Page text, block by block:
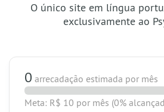
O único site em língua
exclusivamente ao
0 arrecadação estimada por mês
Meta: R$ 10 por mês (0%